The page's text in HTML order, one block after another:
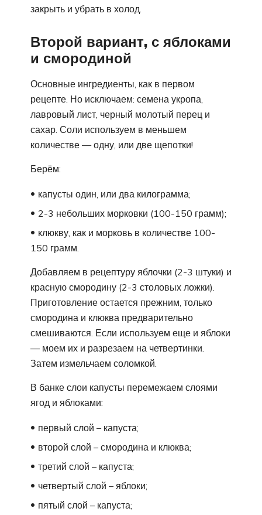
закрыть и убрать в холод.
Второй вариант, с яблоками
и смородиной
Основные ингредиенты, как в первом
рецепте. Но исключаем: семена укропа,
лавровый лист, черный молотый перец и
сахар. Соли используем в меньшем
количестве — одну, или две щепотки!
Берём:
капусты один, или два килограмма;
2-3 небольших морковки (100-150 грамм);
клюкву, как и морковь в количестве 100-
150 грамм.
Добавляем в рецептуру яблочки (2-3 штуки) и
красную смородину (2-3 столовых ложки).
Приготовление остается прежним, только
смородина и клюква предварительно
смешиваются. Если используем еще и яблоки
— моем их и разрезаем на четвертинки.
Затем измельчаем соломкой.
В банке слои капусты перемежаем слоями
ягод и яблоками:
первый слой – капуста;
второй слой – смородина и клюква;
третий слой – капуста;
четвертый слой – яблоки;
пятый слой – капуста;